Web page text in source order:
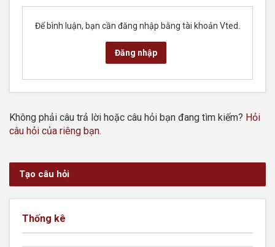
Để bình luận, bạn cần đăng nhập bằng tài khoản Vted.
Đăng nhập
Không phải câu trả lời hoặc câu hỏi bạn đang tìm kiếm? Hỏi
câu hỏi của riêng bạn.
Tạo câu hỏi
Thống kê